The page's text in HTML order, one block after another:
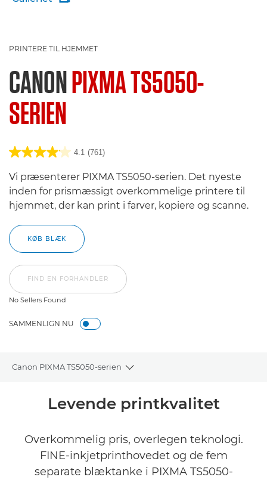
PRINTERE TIL HJEMMET
CANONPIXMA TS5050-
SERIEN
4.1 (761)
Vi præsenterer PIXMA TS5050-serien. Det nyeste
inden for prismæssigt overkommelige printere til
hjemmet, der kan print i farver, kopiere og scanne.
KØB BLÆK
FIND EN FORHANDLER
No Sellers Found
SAMMENLIGN NU
Canon PIXMA TS5050-serien
Toggle breadcrumbs
Anmeldelser
Levende printkvalitet
Overkommelig pris, overlegen teknologi.
FINE-inkjetprinthovedet og de fem
separate blæktanke i PIXMA TS5050-